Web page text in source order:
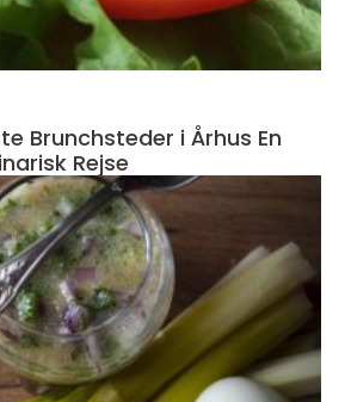
Brunchsteder i Århus En
Rejse